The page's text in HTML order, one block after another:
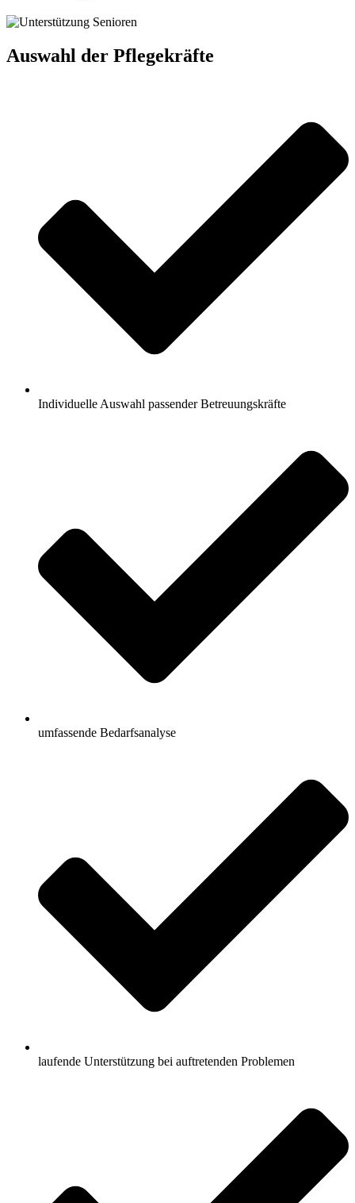
Auswahl der Pflegekräfte
Individuelle Auswahl passender Betreuungskräfte
umfassende Bedarfsanalyse
laufende Unterstützung bei auftretenden Problemen